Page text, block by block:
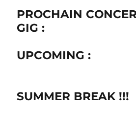
PROCHAIN
GIG :
UPCOMING :
SUMMER BREAK !!!